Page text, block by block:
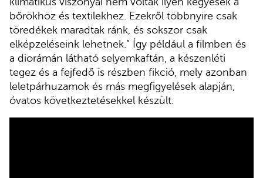
bőrökhöz és textilekhez. Ezekről többnyire csak
töredékek maradtak ránk, és sokszor csak
elképzeléseink lehetnek.” Így például a filmben és
a diorámán látható selyemkaftán, a készenléti
tegez és a fejfedő is részben fikció, mely azonban
leletpárhuzamok és más megfigyelések alapján,
óvatos következtetésekkel készült.